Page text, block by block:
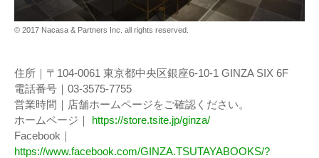
© 2017 Nacasa & Partners Inc. all rights reserved.
住所｜〒104-0061 東京都中央区銀座6-10-1 GINZA SIX 6F
電話番号｜03-3575-7755
営業時間｜店舗ホームページをご確認ください。
ホームページ｜ https://store.tsite.jp/ginza/
Facebook｜
https://www.facebook.com/GINZA.TSUTAYABOOKS/?